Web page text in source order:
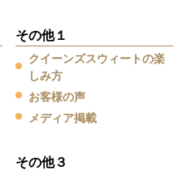
その他１
クイーンズスウィートの楽
しみ方
お客様の声
メディア掲載
その他３